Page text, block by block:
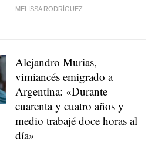
MELISSA RODRÍGUEZ
Alejandro Murias,
vimiancés emigrado a
Argentina: «Durante
cuarenta y cuatro años y
medio trabajé doce horas al
día»